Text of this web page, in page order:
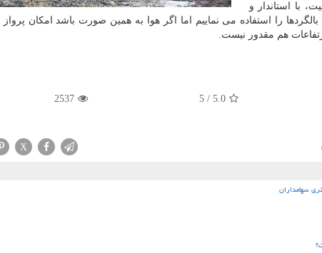
با استاندار و
را استفاده می نماییم اما اگر هوا به همین صورت باشد امكان پرواز
هم مقدور نیست.
5.0
/ 5
2537
X
سهامداران